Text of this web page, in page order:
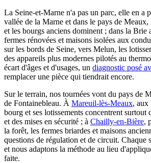
La Seine-et-Marne n'a pas un parc, elle en a
vallée de la Marne et dans le pays de
et les bourgs anciens dominent ; dans la Brie
fermes rénovées et maisons isolées aux
sur les bords de Seine, vers Melun, les
des appareils plus modernes pilotés au
écart d'âges et d'usages, un diagnostic posé
remplacer une pièce qui tiendrait encore.
Sur le terrain, nos tournées vont du pays de
de Fontainebleau. À Mareuil-lès-Meaux, aux
bourg et ses lotissements concentrent surtout
et des mises en sécurité ; à Chailly-en-Bière,
la forêt, les fermes briardes et maisons
questions de régulation et de circuit. Chaque
et nous adaptons la méthode au lieu
faite.